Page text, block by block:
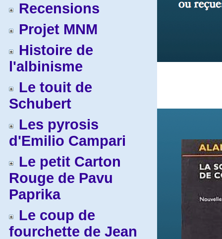
Recensions
Projet MNM
Histoire de
l'albinisme
Le touit de
Schubert
Les pyrosis
d'Emilio Campari
Le petit Carton
Rouge de Pavu
Paprika
Le coup de
fourchette de Jean